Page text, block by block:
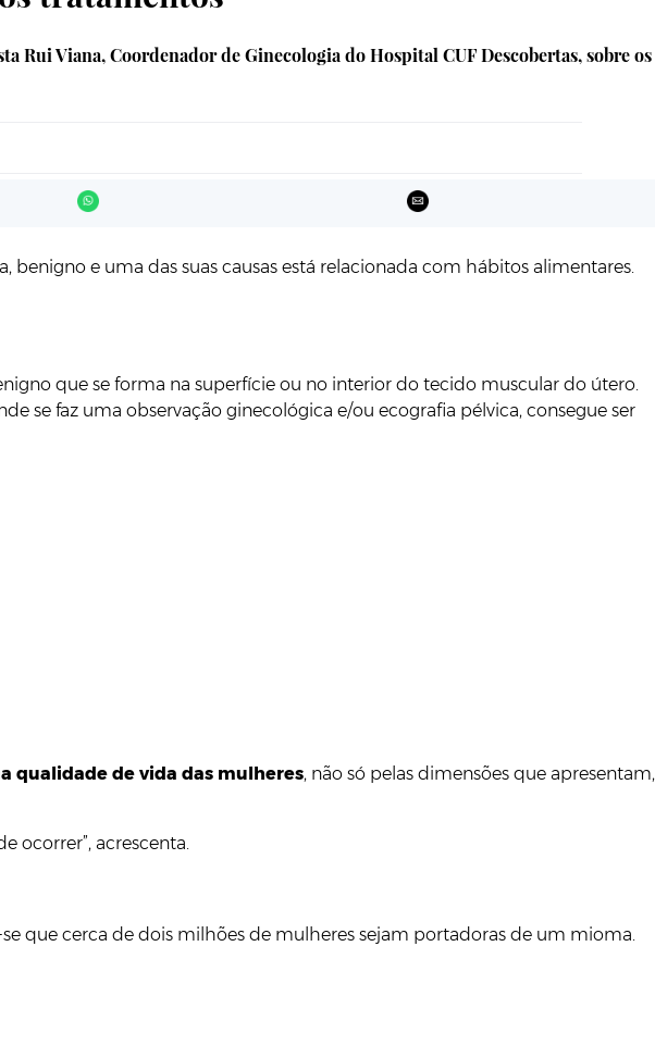
Rui Viana, Coordenador de Ginecologia do Hospital CUF Descobertas, sobre os
e uma das suas causas está relacionada com hábitos alimentares.
que se forma na superfície ou no interior do tecido muscular do útero.
se faz uma observação ginecológica e/ou ecografia pélvica, consegue ser
qualidade de vida das mulheres, não só pelas dimensões que apresentam,
ocorrer”, acrescenta.
que cerca de dois milhões de mulheres sejam portadoras de um mioma.